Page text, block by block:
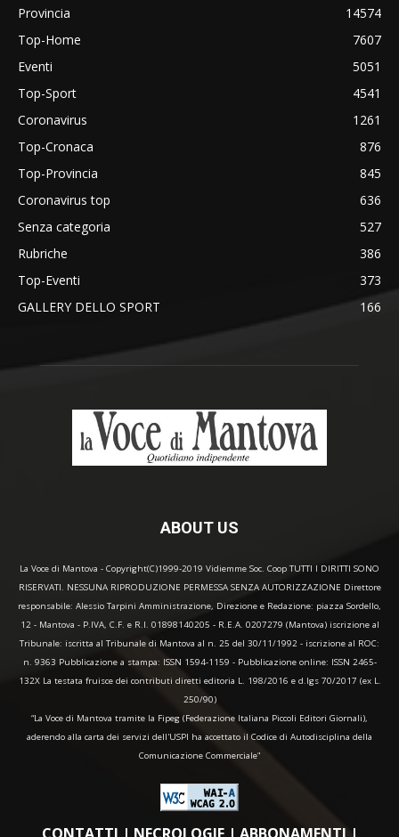
Provincia
14574
Top-Home
7607
Eventi
5051
Top-Sport
4541
Coronavirus
1261
Top-Cronaca
876
Top-Provincia
845
Coronavirus top
636
Senza categoria
527
Rubriche
386
Top-Eventi
373
GALLERY DELLO SPORT
166
ABOUT US
La Voce di Mantova - Copyright(C)1999-2019 Vidiemme Soc. Coop TUTTI I DIRITTI SONO
RISERVATI. NESSUNA RIPRODUZIONE PERMESSA SENZA AUTORIZZAZIONE Direttore
responsabile: Alessio Tarpini Amministrazione, Direzione e Redazione: piazza Sordello,
12 - Mantova - P.IVA, C.F. e R.I. 01898140205 - R.E.A. 0207279 (Mantova) iscrizione al
Tribunale: iscritta al Tribunale di Mantova al n. 25 del 30/11/1992 - iscrizione al ROC:
n. 9363 Pubblicazione a stampa: ISSN 1594-1159 - Pubblicazione online: ISSN 2465-
132X La testata fruisce dei contributi diretti editoria L. 198/2016 e d.lgs 70/2017 (ex L.
250/90)
“La Voce di Mantova tramite la Fipeg (Federazione Italiana Piccoli Editori Giornali),
aderendo alla carta dei servizi dell'USPI ha accettato il Codice di Autodisciplina della
Comunicazione Commerciale"